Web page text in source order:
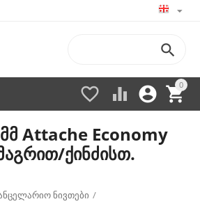
0


 

მმ Attache Economy
ქინძისთ.
ნივთები /